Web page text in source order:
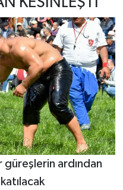
güreşlerin ardından